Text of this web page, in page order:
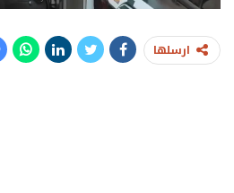
ارسلها